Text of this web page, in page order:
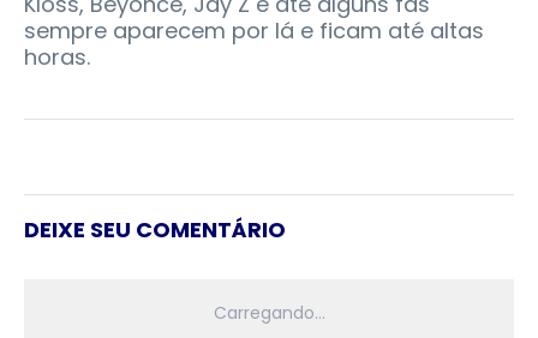
sempre aparecem por lá e ficam até altas
horas.
DEIXE SEU COMENTÁRIO